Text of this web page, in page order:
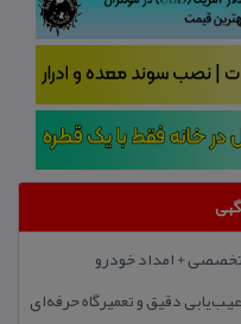
تخصصی + امداد خودرو
دقیق و تعمیرگاه حرفه‌ای